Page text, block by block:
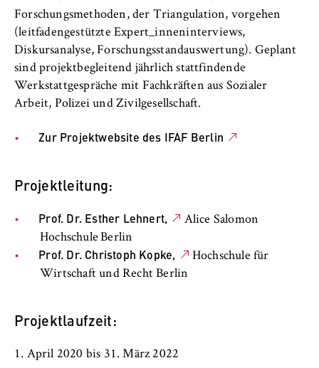
Forschungsmethoden, der Triangulation, vorgehen
(leitfadengestützte Expert_inneninterviews,
Diskursanalyse, Forschungsstandauswertung). Geplant
sind projektbegleitend jährlich stattfindende
Werkstattgespräche mit Fachkräften aus Sozialer
Arbeit, Polizei und Zivilgesellschaft.
Zur Projektwebsite des IFAF Berlin
Projektleitung:
Prof. Dr. Esther Lehnert,
Alice Salomon
Hochschule Berlin
Prof. Dr. Christoph Kopke,
Hochschule für
Wirtschaft und Recht Berlin
Projektlaufzeit:
1. April 2020 bis 31. März 2022
Name:
_pk_id, _pk_ses, _pk_ref
Anbieter:
Matomo
Zweck:
Nutzerverhaltens auf unserer Website, um
unser Angebot fortlaufend zu verbessern.
helfen zu verstehen, welche Seiten am
häufigsten besucht werden.
Cookie Laufzeit:
bis zu 13 Monate